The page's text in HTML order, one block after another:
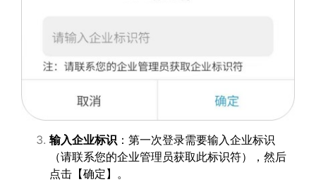
输入企业标识 ：第一次登录需要输入企业标识
（请联系您的企业管理员获取此标识符），然后
点击【确定】。